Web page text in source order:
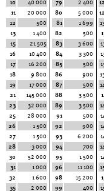
10
40 000
11
20 000
12
500
13
1 400
15
21 505
16
10 400
17
16 200
18
9 800
19
17 000
21
145 000
23
32 000
25
28 000
26
1 500
27
1 500
28
3 000
30
52 000
31
1 000
32
1 600
35
2 000
79
2 400
80
5 000
81
1 699
82
500
83
3 600
84
3 300
85
500
86
900
87
500
88
3 500
89
3 500
91
500
92
900
93
6 200
94
700
95
1 500
96
11 100
98
15 200
99
400